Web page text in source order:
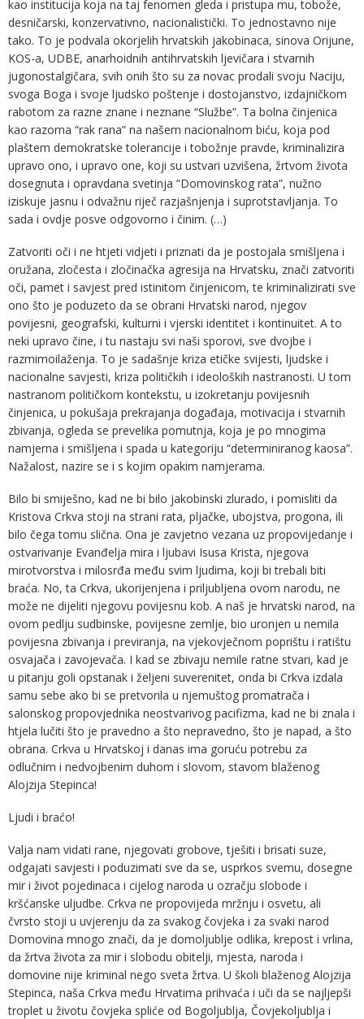
kao institucija koja na taj fenomen gleda i pristupa mu, tobože,
desničarski, konzervativno, nacionalistički. To jednostavno nije
tako. To je podvala okorjelih hrvatskih jakobinaca, sinova Orijune,
KOS-a, UDBE, anarhoidnih antihrvatskih ljevičara i stvarnih
jugonostalgičara, svih onih što su za novac prodali svoju Naciju,
svoga Boga i svoje ljudsko poštenje i dostojanstvo, izdajničkom
rabotom za razne znane i neznane “Službe”. Ta bolna činjenica
kao razorna “rak rana” na našem nacionalnom biću, koja pod
plaštem demokratske tolerancije i tobožnje pravde, kriminalizira
upravo ono, i upravo one, koji su ustvari uzvišena, žrtvom života
dosegnuta i opravdana svetinja “Domovinskog rata”, nužno
iziskuje jasnu i odvažnu riječ razjašnjenja i suprotstavljanja. To
sada i ovdje posve odgovorno i činim. (…)
Zatvoriti oči i ne htjeti vidjeti i priznati da je postojala smišljena i
oružana, zločesta i zločinačka agresija na Hrvatsku, znači zatvoriti
oči, pamet i savjest pred istinitom činjenicom, te kriminalizirati sve
ono što je poduzeto da se obrani Hrvatski narod, njegov
povijesni, geografski, kulturni i vjerski identitet i kontinuitet. A to
neki upravo čine, i tu nastaju svi naši sporovi, sve dvojbe i
razmimoilaženja. To je sadašnje kriza etičke svijesti, ljudske i
nacionalne savjesti, kriza političkih i ideoloških nastranosti. U tom
nastranom političkom kontekstu, u izokretanju povijesnih
činjenica, u pokušaja prekrajanja događaja, motivacija i stvarnih
zbivanja, ogleda se prevelika pomutnja, koja je po mnogima
namjerna i smišljena i spada u kategoriju “determiniranog kaosa”.
Nažalost, nazire se i s kojim opakim namjerama.
Bilo bi smiješno, kad ne bi bilo jakobinski zlurado, i pomisliti da
Kristova Crkva stoji na strani rata, pljačke, ubojstva, progona, ili
bilo čega tomu slična. Ona je zavjetno vezana uz propovijedanje i
ostvarivanje Evanđelja mira i ljubavi Isusa Krista, njegova
mirotvorstva i milosrđa među svim ljudima, koji bi trebali biti
braća. No, ta Crkva, ukorijenjena i priljubljena ovom narodu, ne
može ne dijeliti njegovu povijesnu kob. A naš je hrvatski narod, na
ovom pedlju sudbinske, povijesne zemlje, bio uronjen u nemila
povijesna zbivanja i previranja, na vjekovječnom poprištu i ratištu
osvajača i zavojevača. I kad se zbivaju nemile ratne stvari, kad je
u pitanju goli opstanak i željeni suverenitet, onda bi Crkva izdala
samu sebe ako bi se pretvorila u njemuštog promatrača i
salonskog propovjednika neostvarivog pacifizma, kad ne bi znala i
htjela lučiti što je pravedno a što nepravedno, što je napad, a što
obrana. Crkva u Hrvatskoj i danas ima goruću potrebu za
odlučnim i nedvojbenim duhom i slovom, stavom blaženog
Alojzija Stepinca!
Ljudi i braćo!
Valja nam vidati rane, njegovati grobove, tješiti i brisati suze,
odgajati savjesti i poduzimati sve da se, usprkos svemu, dosegne
mir i život pojedinaca i cijelog naroda u ozračju slobode i
kršćanske uljudbe. Crkva ne propovijeda mržnju i osvetu, ali
čvrsto stoji u uvjerenju da za svakog čovjeka i za svaki narod
Domovina mnogo znači, da je domoljublje odlika, krepost i vrlina,
da žrtva života za mir i slobodu obitelji, mjesta, naroda i
domovine nije kriminal nego sveta žrtva. U školi blaženog Alojzija
Stepinca, naša Crkva među Hrvatima prihvaća i uči da se najljepši
troplet u životu čovjeka spliće od Bogoljublja, Čovjekoljublja i